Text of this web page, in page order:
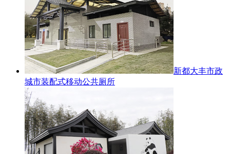
新都大丰市政
城市装配式移动公共厕所